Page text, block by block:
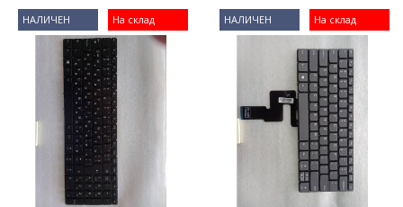
На склад
НАЛИЧЕН На склад
НАЛИЧЕН